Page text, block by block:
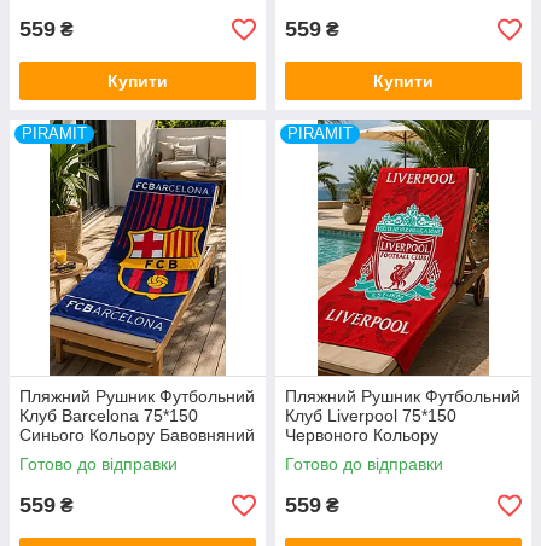
559 ₴
Купити
559 ₴
Купити
PIRAMIT
Пляжний Рушник Футбольний
Клуб Barcelona 75*150
Синього Кольору Бавовняний
Piramit Туреччина
Готово до відправки
559 ₴
PIRAMIT
Пляжний Рушник Футбольний
Клуб Liverpool 75*150
Червоного Кольору
Бавовняний Piramit
Туреччина
Готово до відправки
559 ₴